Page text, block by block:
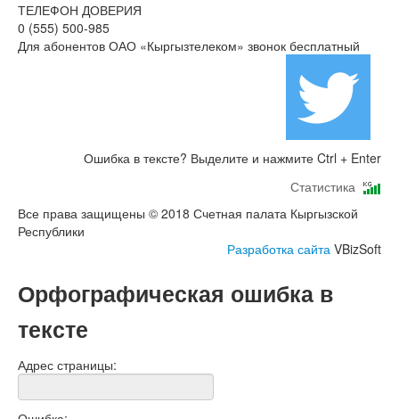
ТЕЛЕФОН ДОВЕРИЯ
0 (555) 500-985
Для абонентов ОАО «Кыргызтелеком» звонок бесплатный
Ошибка в тексте? Выделите и нажмите Ctrl + Enter
Статистика
Все права защищены © 2018 Счетная палата Кыргызской
Республики
Разработка сайта VBizSoft
Орфографическая ошибка в
тексте
Адрес страницы: